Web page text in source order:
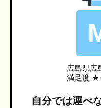
広島県広
満足度
自分では運べ